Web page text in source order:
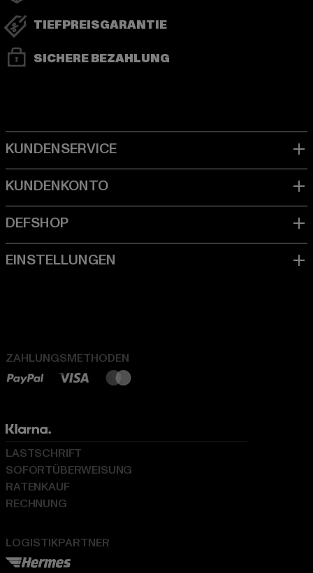
TIEFPREISGARANTIE
SICHERE BEZAHLUNG
ZAHLUNGSMETHODEN
LOGISTIKPARTNER
LASTSCHRIFT
SOFORTÜBERWEISUNG
RATENKAUF
RECHNUNG